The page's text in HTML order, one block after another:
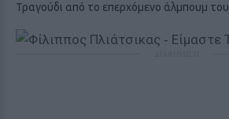
Τραγούδι από το επερχόμενο άλμπουμ του